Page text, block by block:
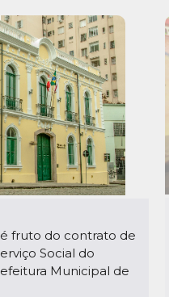
fruto do contrato de
Social do
Municipal de